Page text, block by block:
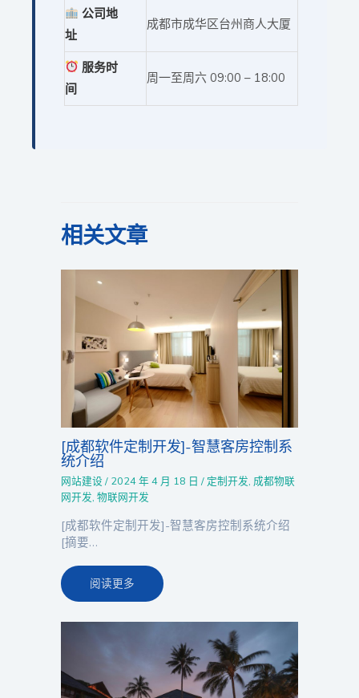
公司地
址
成都市成华区台州商人大厦
服务时
间
周一至周六 09:00 – 18:00
相关文章
[成都软件定制开发]-智慧客房控制系
统介绍
网站建设 / 2024 年 4 月 18 日/ 定制开发,成都物联
网开发,物联网开发
[成都软件定制开发]-智慧客房控制系统介绍
[摘要…
阅读更多